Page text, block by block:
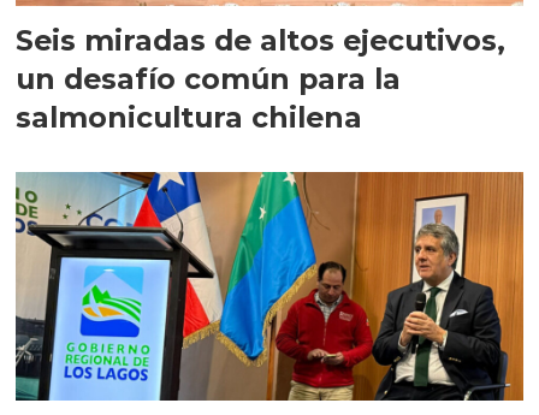
Seis miradas de altos ejecutivos,
un desafío común para la
salmonicultura chilena